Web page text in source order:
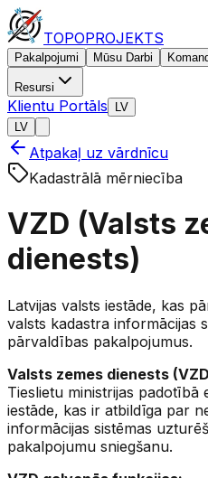
TOPOPROJEKTS
Pakalpojumi Mūsu Darbi
Resursi
Klientu Portāls
LV
LV
Atpakaļ uz vārdnīcu
Kadastrālā mērniecība
VZD (Valsts
dienests)
Latvijas valsts iestāde, kas
valsts kadastra informācijas
pārvaldības pakalpojumus.
Valsts zemes dienests
Tieslietu ministrijas padotībā
iestāde, kas ir atbildīga par
informācijas sistēmas
pakalpojumu sniegšanu.